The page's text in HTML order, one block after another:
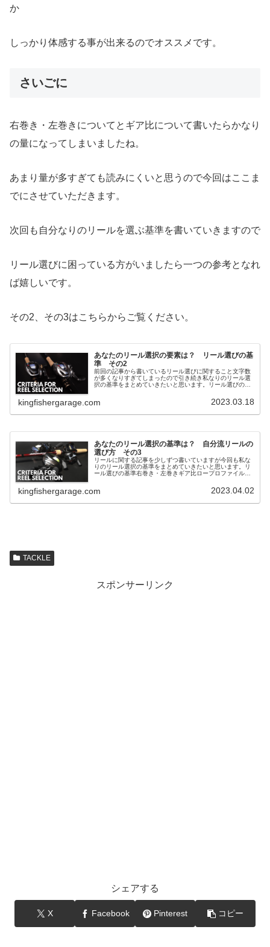
か
しっかり体感する事が出来るのでオススメです。
さいごに
右巻き・左巻きについてとギア比について書いたらかなり
の量になってしまいましたね。
あまり量が多すぎても読みにくいと思うので今回はここま
でにさせていただきます。
次回も自分なりのリールを選ぶ基準を書いていきますので
リール選びに困っている方がいましたら一つの参考となれ
ば嬉しいです。
その2、その3はこちらからご覧ください。
あなたのリール選択の要素は？ リール選びの基
準 その2
前回の記事から書いているリール選びに関すること文字数
が多くなりすぎてしまったので引き続き私なりのリール選
択の基準をまとめていきたいと思います。リール選びの基
kingfishergarage.com 2023.03.18
あなたのリール選択の基準は？ 自分流リールの
選び方 その3
リールに関する記事を少しずつ書いていますが今回も私な
りのリール選択の基準をまとめていきたいと思います。リ
ール選びの基準右巻き・左巻きギア比ロープロファイル・
kingfishergarage.com 2023.04.02
TACKLE
スポンサーリンク
シェアする
X Facebook Pinterest コピー